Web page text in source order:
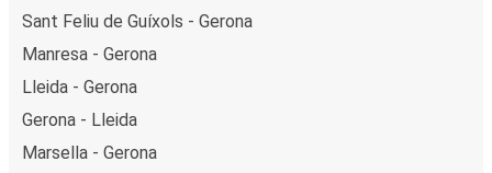
Sant Feliu de Guíxols - Gerona
Manresa - Gerona
Lleida - Gerona
Gerona - Lleida
Marsella - Gerona